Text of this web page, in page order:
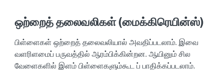
ஒற்றைத் தலைவலிகள் (மைக்கிரெயின்ஸ்)
பிள்ளைகள் ஒற்றைத் தலைவலியால் அவதிப்படலாம். இவை
வளரிளமைப் பருவத்தில் ஆரம்பிக்கின்றன. ஆயினும் சில
வேளைகளில் இளம் பிள்ளைகளும்கூட ப் பாதிக்கப்படலாம்.